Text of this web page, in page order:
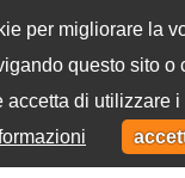
per migliorare la
questo sito o
accetta di utilizzare i